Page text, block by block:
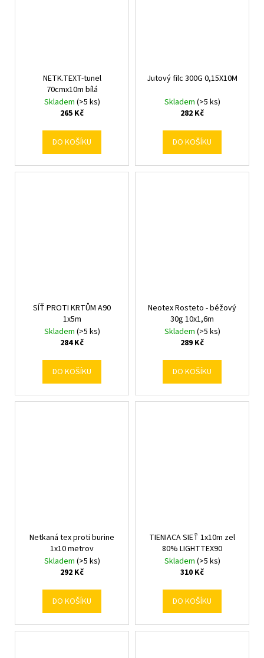
NETK.TEXT-tunel
70cmx10m bílá
Skladem (>5 ks)
265 Kč
DO KOŠÍKU
Jutový filc 300G 0,15X10M
Skladem (>5 ks)
282 Kč
DO KOŠÍKU
SÍŤ PROTI KRTŮM A90
1x5m
Skladem (>5 ks)
284 Kč
DO KOŠÍKU
Neotex Rosteto - béžový
30g 10x1,6m
Skladem (>5 ks)
289 Kč
DO KOŠÍKU
Netkaná tex proti burine
1x10 metrov
Skladem (>5 ks)
292 Kč
DO KOŠÍKU
TIENIACA SIEŤ 1x10m zel
80% LIGHTTEX90
Skladem (>5 ks)
310 Kč
DO KOŠÍKU